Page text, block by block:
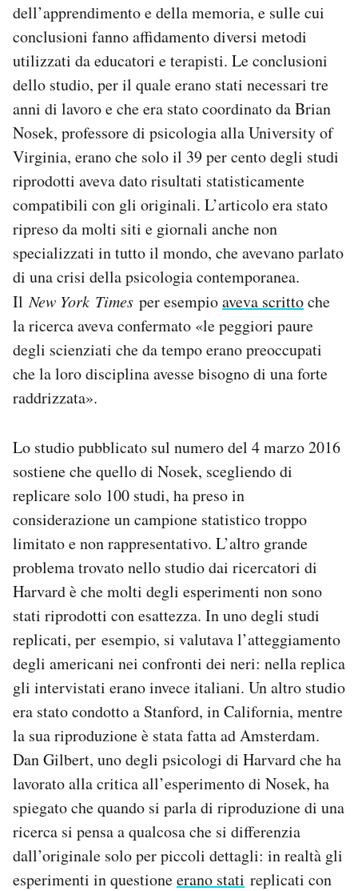
dell’apprendimento e della memoria, e sulle cui
conclusioni fanno affidamento diversi metodi
utilizzati da educatori e terapisti. Le conclusioni
dello studio, per il quale erano stati necessari tre
anni di lavoro e che era stato coordinato da Brian
Nosek, professore di psicologia alla University of
Virginia, erano che solo il 39 per cento degli studi
riprodotti aveva dato risultati statisticamente
compatibili con gli originali. L’articolo era stato
ripreso da molti siti e giornali anche non
specializzati in tutto il mondo, che avevano parlato
di una crisi della psicologia contemporanea.
IlNew York Times per esempioaveva scrittoche
la ricerca aveva confermato «le peggiori paure
degli scienziati che da tempo erano preoccupati
che la loro disciplina avesse bisogno di una forte
raddrizzata».
Lo studio pubblicato sul numero del 4 marzo 2016
sostiene che quello di Nosek, scegliendo di
replicare solo 100 studi, ha preso in
considerazione un campione statistico troppo
limitato e non rappresentativo. L’altro grande
problema trovato nello studio dai ricercatori di
Harvard è che molti degli esperimenti non sono
stati riprodotti con esattezza. In uno degli studi
replicati, per esempio, si valutava l’atteggiamento
degli americani nei confronti dei neri: nella replica
gli intervistati erano invece italiani. Un altro studio
era stato condotto a Stanford, in California, mentre
la sua riproduzione è stata fatta ad Amsterdam.
Dan Gilbert, uno degli psicologi di Harvard che ha
lavorato alla critica all’esperimento di Nosek, ha
spiegato che quando si parla di riproduzione di una
ricerca si pensa a qualcosa che si differenzia
dall’originale solo per piccoli dettagli: in realtà gli
esperimenti in questioneerano stati replicati con